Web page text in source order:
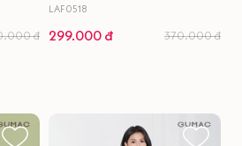
đ
LAF0518
299.000 đ 370.000 đ